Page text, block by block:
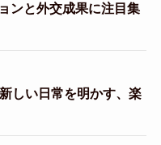
ンと外交成果に注目集
しい日常を明かす、楽